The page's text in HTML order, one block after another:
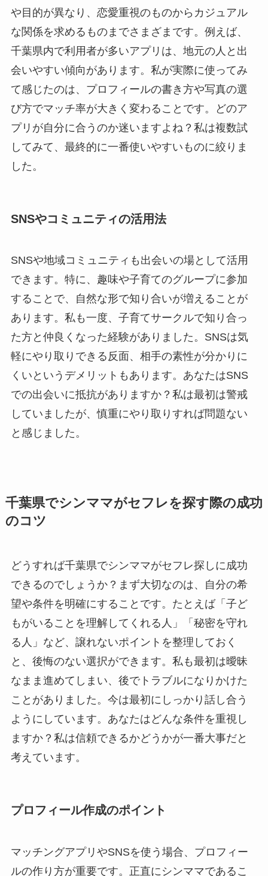
や目的が異なり、恋愛重視のものからカジュアル
な関係を求めるものまでさまざまです。例えば、
千葉県内で利用者が多いアプリは、地元の人と出
会いやすい傾向があります。私が実際に使ってみ
て感じたのは、プロフィールの書き方や写真の選
び方でマッチ率が大きく変わることです。どのア
プリが自分に合うのか迷いますよね？私は複数試
してみて、最終的に一番使いやすいものに絞りま
した。
SNSやコミュニティの活用法
SNSや地域コミュニティも出会いの場として活用
できます。特に、趣味や子育てのグループに参加
することで、自然な形で知り合いが増えることが
あります。私も一度、子育てサークルで知り合っ
た方と仲良くなった経験がありました。SNSは気
軽にやり取りできる反面、相手の素性が分かりに
くいというデメリットもあります。あなたはSNS
での出会いに抵抗がありますか？私は最初は警戒
していましたが、慎重にやり取りすれば問題ない
と感じました。
千葉県でシンママがセフレを探す際の成功
のコツ
どうすれば千葉県でシンママがセフレ探しに成功
できるのでしょうか？まず大切なのは、自分の希
望や条件を明確にすることです。たとえば「子ど
もがいることを理解してくれる人」「秘密を守れ
る人」など、譲れないポイントを整理しておく
と、後悔のない選択ができます。私も最初は曖昧
なまま進めてしまい、後でトラブルになりかけた
ことがありました。今は最初にしっかり話し合う
ようにしています。あなたはどんな条件を重視し
ますか？私は信頼できるかどうかが一番大事だと
考えています。
プロフィール作成のポイント
マッチングアプリやSNSを使う場合、プロフィー
ルの作り方が重要です。正直にシンママであるこ